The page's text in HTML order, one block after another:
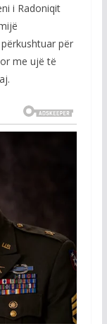
i Radoniqit
përkushtuar për
me ujë të